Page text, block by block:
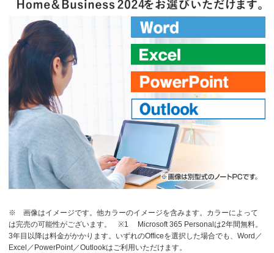
※ 画像はイメージです。他カラーのイメージを含みます。カラーによって
は完売の可能性がございます。
※1 Microsoft 365 Personalは2年間無料。
3年目以降は料金がかかります。いずれのOfficeを選択した場合でも、Word／
Excel／PowerPoint／Outlookはご利用いただけます。